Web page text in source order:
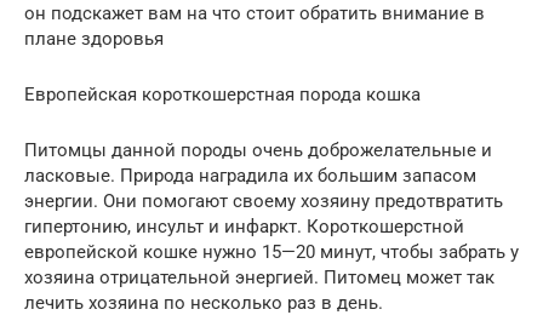
он подскажет вам на что стоит обратить внимание в
плане здоровья
Европейская короткошерстная порода кошка
Питомцы данной породы очень доброжелательные и
ласковые. Природа наградила их большим запасом
энергии. Они помогают своему хозяину предотвратить
гипертонию, инсульт и инфаркт. Короткошерстной
европейской кошке нужно 15—20 минут, чтобы забрать у
хозяина отрицательной энергией. Питомец может так
лечить хозяина по несколько раз в день.